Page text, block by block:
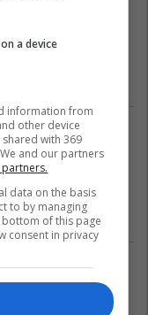
vlefshme
reja më të
me çmimin,
falë biletës
a device
information from
other device
with 369
and our partners
data on the basis
to by managing
of this page
consent in privacy